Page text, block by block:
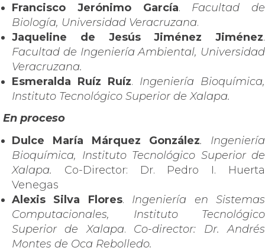
Francisco Jerónimo García. Facultad de
Biología, Universidad Veracruzana.
Jaqueline de Jesús Jiménez Jiménez.
Facultad de Ingeniería Ambiental, Universidad
Veracruzana.
Esmeralda Ruíz Ruíz. Ingeniería Bioquímica,
Instituto Tecnológico Superior de Xalapa.
En proceso
Dulce María Márquez González. Ingeniería
Bioquímica, Instituto Tecnológico Superior de
Xalapa. Co-Director: Dr. Pedro I. Huerta
Venegas
Alexis Silva Flores. Ingeniería en Sistemas
Computacionales, Instituto Tecnológico
Superior de Xalapa. Co-director: Dr. Andrés
Montes de Oca Rebolledo.